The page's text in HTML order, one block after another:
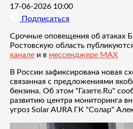
17-06-2026 10:00
Подписаться
Срочные оповещения об атаках
Ростовскую область
канале и в мессенджере MAX
В России зафиксирована новая
связанная с предложениями
бензина. Об этом "Газете.Ru"
развитию центра мониторинга
угроз Solar AURA ГК "Солар"